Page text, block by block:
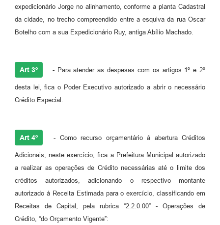
Plano Diretor
Farmácia Municipal
Orientações COVID-19
Contratos
Carta de Serviços
Editais
Legislação para Concurso
Transparência dos recursos municipais empregado no
expedicionário Jorge no alinhamento, conforme a planta Cadastral
da cidade, no trecho compreendido entre a esquiva da rua Oscar
Botelho com a sua Expedicionário Ruy, antiga Abílio Machado.
Art 3º - Para atender as despesas com os artigos 1º e 2º
desta lei, fica o Poder Executivo autorizado a abrir o necessário
Crédito Especial.
Art 4º - Como recurso orçamentário á abertura Créditos
Adicionais, neste exercício, fica a Prefeitura Municipal autorizado
a realizar as operações de Crédito necessárias até o limite dos
créditos autorizados, adicionando o respectivo montante
autorizado á Receita Estimada para o exercício, classificando em
Receitas de Capital, pela rubrica “2.2.0.00” - Operações de
Crédito, “do Orçamento Vigente”: